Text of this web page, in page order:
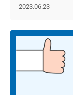
상생 세미나를 운영
하였고, 이어서
8.0의 신규 기능을
ERMS, 웹토폴로
통합로그관리,
2023.06.23